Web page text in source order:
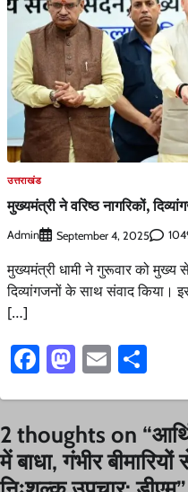
उत्तराखंड
मुख्यमंत्री ने वरिष्ठ नागरिकों,
Admin September 4, 2025
मुख्यमंत्री धामी ने गुरूवार को मुख्य
दिव्यांगजनों के साथ संवाद किया।
[…]
Facebook
Mastodon
Email
2 thoughts on “
में बाधा, गंभीर